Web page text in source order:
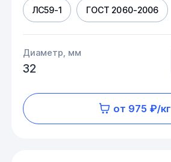
ЛС59-1 ГОСТ 2060-2006
Диаметр, мм
32
от 975 ₽/кг